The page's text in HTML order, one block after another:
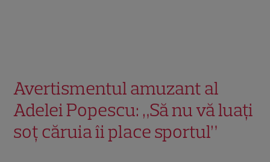
Avertismentul amuzant al
Adelei Popescu: „Să nu vă luați
soț căruia îi place sportul”